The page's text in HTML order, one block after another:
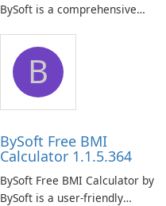
BySoft is a comprehensive
designed to help businesses
effectively manage their
network infrastructure.
B
BySoft Free BMI
Calculator 1.1.5.364
BySoft Free BMI Calculator by
BySoft is a user-friendly